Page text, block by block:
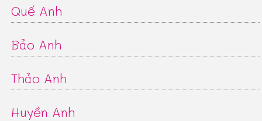
Quế Anh
Bảo Anh
Thảo Anh
Huyền Anh